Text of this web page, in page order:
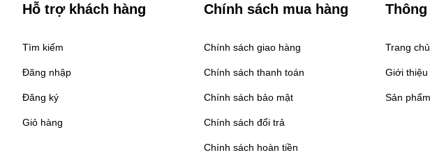
Hỗ trợ khách hàng
Tìm kiếm
Đăng nhập
Đăng ký
Giỏ hàng
Chính sách mua hàng
Chính sách giao hàng
Chính sách thanh toán
Chính sách bảo mật
Chính sách đổi trả
Chính sách hoàn tiền
Trang chủ
Giới thiệu
Sản phẩm